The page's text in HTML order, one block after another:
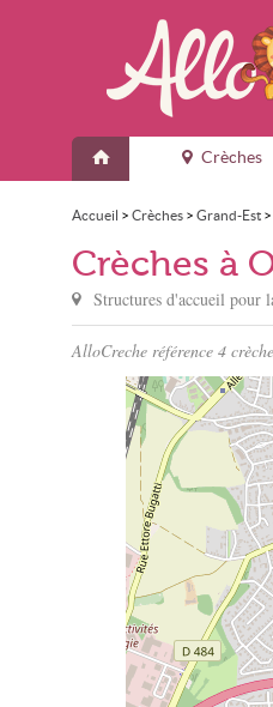
Crèches
Accueil > Crèches > Grand-Est >
Crèches à
Structures d'accueil pour
AlloCreche référence 4